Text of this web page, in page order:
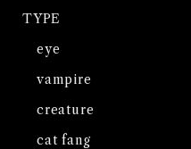
TYPE
eye
vampire
creature
cat fang